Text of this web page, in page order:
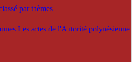
par thèmes
Les actes de l'Autorité polynésienne